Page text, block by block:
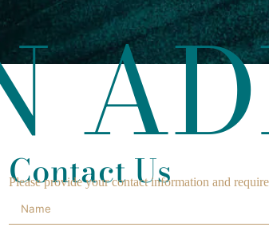
Contact Us
Please provide your contact information and